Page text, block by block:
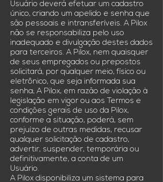
Usuário deverá efetuar um cadastro
único, criando um apelido e senha que
são pessoais e intransferíveis. A Pilox
não se responsabiliza pelo uso
inadequado e divulgação destes dados
para terceiros. A Pilox, nem quaisquer
de seus empregados ou prepostos
solicitará, por qualquer meio, físico ou
eletrônico, que seja informada sua
senha; A Pilox, em razão de violação à
legislação em vigor ou aos Termos e
condições gerais de uso da Pilox,
conforme a situação, poderá, sem
prejuízo de outras medidas, recusar
qualquer solicitação de cadastro,
advertir, suspender, temporária ou
definitivamente, a conta de um
Usuário.
A Pilox disponibiliza um sistema para